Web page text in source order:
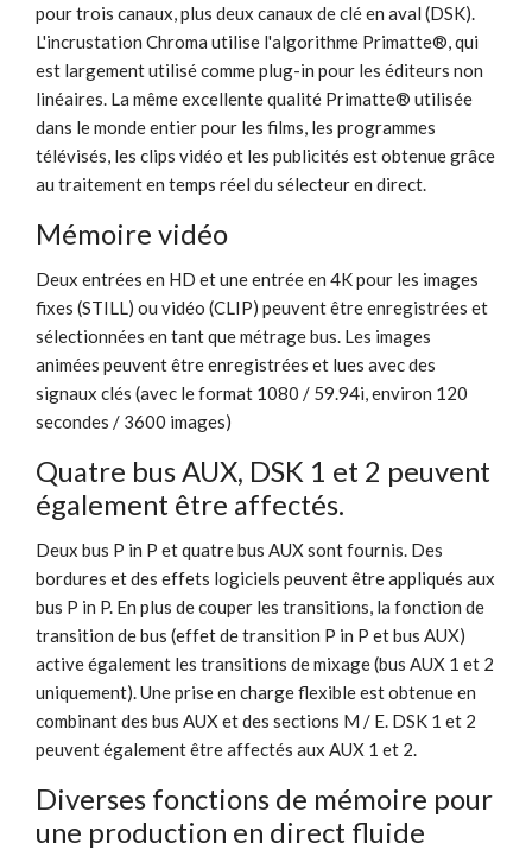
pour trois canaux, plus deux canaux de clé en aval (DSK).
L'incrustation Chroma utilise l'algorithme Primatte®, qui
est largement utilisé comme plug-in pour les éditeurs non
linéaires. La même excellente qualité Primatte® utilisée
dans le monde entier pour les films, les programmes
télévisés, les clips vidéo et les publicités est obtenue grâce
au traitement en temps réel du sélecteur en direct.
Mémoire vidéo
Deux entrées en HD et une entrée en 4K pour les images
fixes (STILL) ou vidéo (CLIP) peuvent être enregistrées et
sélectionnées en tant que métrage bus. Les images
animées peuvent être enregistrées et lues avec des
signaux clés (avec le format 1080 / 59.94i, environ 120
secondes / 3600 images)
Quatre bus AUX, DSK 1 et 2 peuvent
également être affectés.
Deux bus P in P et quatre bus AUX sont fournis. Des
bordures et des effets logiciels peuvent être appliqués aux
bus P in P. En plus de couper les transitions, la fonction de
transition de bus (effet de transition P in P et bus AUX)
active également les transitions de mixage (bus AUX 1 et 2
uniquement). Une prise en charge flexible est obtenue en
combinant des bus AUX et des sections M / E. DSK 1 et 2
peuvent également être affectés aux AUX 1 et 2.
Diverses fonctions de mémoire pour
une production en direct fluide